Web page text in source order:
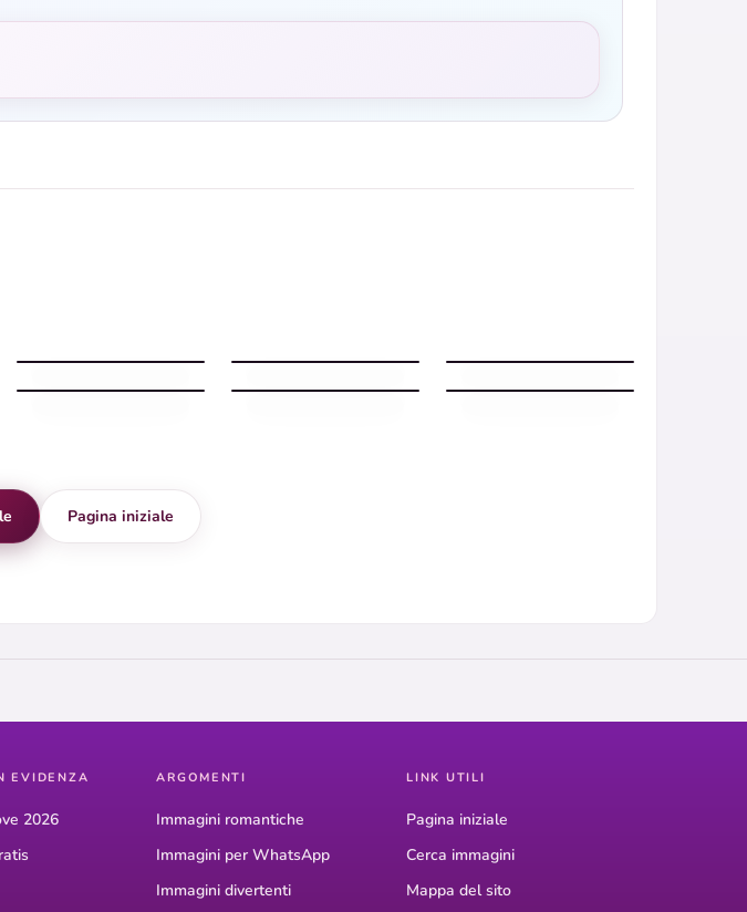
vellutata
soffusa
serena
Pagina iniziale
EVIDENZA
2026
ARGOMENTI
Immagini romantiche
Immagini per WhatsApp
Immagini divertenti
LINK UTILI
Pagina iniziale
Cerca immagini
Mappa del sito